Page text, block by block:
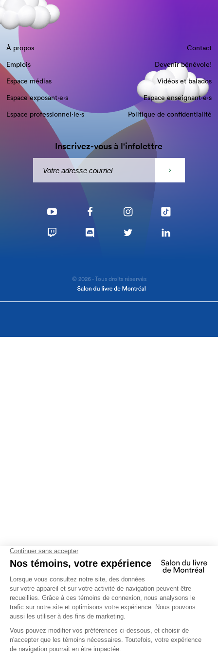
À propos
Contact
Emplois
Devenir bénévole!
Espace médias
Vidéos et balados
Espace exposant·e⋅s
Espace enseignant·e⋅s
Espace professionnel·le⋅s
Politique de confidentialité
Inscrivez-vous à l'infolettre
© 2026 - Tous droits réservés